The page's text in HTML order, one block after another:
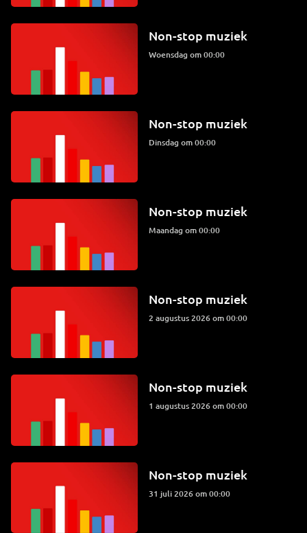
Non-stop muziek
woensdag om 00:00
Non-stop muziek
dinsdag om 00:00
Non-stop muziek
maandag om 00:00
Non-stop muziek
2 augustus 2026 om 00:00
Non-stop muziek
1 augustus 2026 om 00:00
Non-stop muziek
31 juli 2026 om 00:00